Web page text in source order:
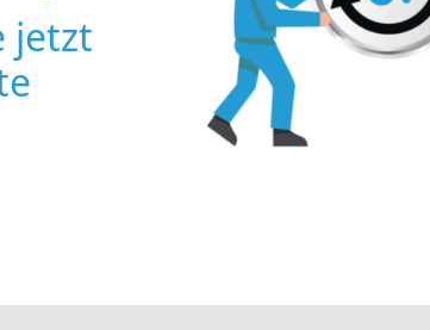
jetzt